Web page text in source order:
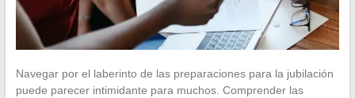
Navegar por el laberinto de las preparaciones para la jubilación
puede parecer intimidante para muchos. Comprender las